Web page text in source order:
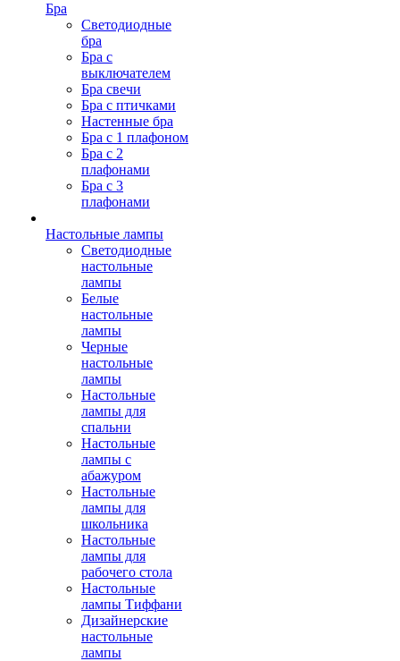
Бра
Светодиодные
бра
Бра с
выключателем
Бра свечи
Бра с птичками
Настенные бра
Бра с 1 плафоном
Бра с 2
плафонами
Бра с 3
плафонами
Настольные лампы
Светодиодные
настольные
лампы
Белые
настольные
лампы
Черные
настольные
лампы
Настольные
лампы для
спальни
Настольные
лампы с
абажуром
Настольные
лампы для
школьника
Настольные
лампы для
рабочего стола
Настольные
лампы Тиффани
Дизайнерские
настольные
лампы